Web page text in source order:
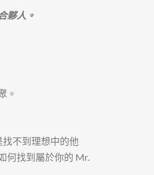
夥人。
。
不到理想中的他
何找到屬於你的 Mr.